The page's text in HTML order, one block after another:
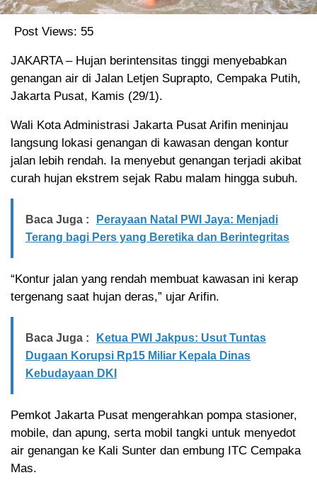
Post Views: 55
JAKARTA – Hujan berintensitas tinggi menyebabkan
genangan air di Jalan Letjen Suprapto, Cempaka Putih,
Jakarta Pusat, Kamis (29/1).
Wali Kota Administrasi Jakarta Pusat Arifin meninjau
langsung lokasi genangan di kawasan dengan kontur
jalan lebih rendah. Ia menyebut genangan terjadi akibat
curah hujan ekstrem sejak Rabu malam hingga subuh.
Baca Juga :
Perayaan Natal PWI Jaya: Menjadi
Terang bagi Pers yang Beretika dan Berintegritas
“Kontur jalan yang rendah membuat kawasan ini kerap
tergenang saat hujan deras,” ujar Arifin.
Baca Juga :
Ketua PWI Jakpus: Usut Tuntas
Dugaan Korupsi Rp15 Miliar Kepala Dinas
Kebudayaan DKI
Pemkot Jakarta Pusat mengerahkan pompa stasioner,
mobile, dan apung, serta mobil tangki untuk menyedot
air genangan ke Kali Sunter dan embung ITC Cempaka
Mas.